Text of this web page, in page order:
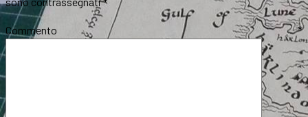
Commento*